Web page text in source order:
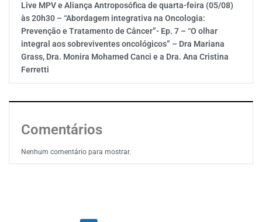
Live MPV e Aliança Antroposófica de quarta-feira (05/08)
às 20h30 – “Abordagem integrativa na Oncologia:
Prevenção e Tratamento de Câncer”- Ep. 7 – “O olhar
integral aos sobreviventes oncológicos” – Dra Mariana
Grass, Dra. Monira Mohamed Canci e a Dra. Ana Cristina
Ferretti
Comentários
Nenhum comentário para mostrar.